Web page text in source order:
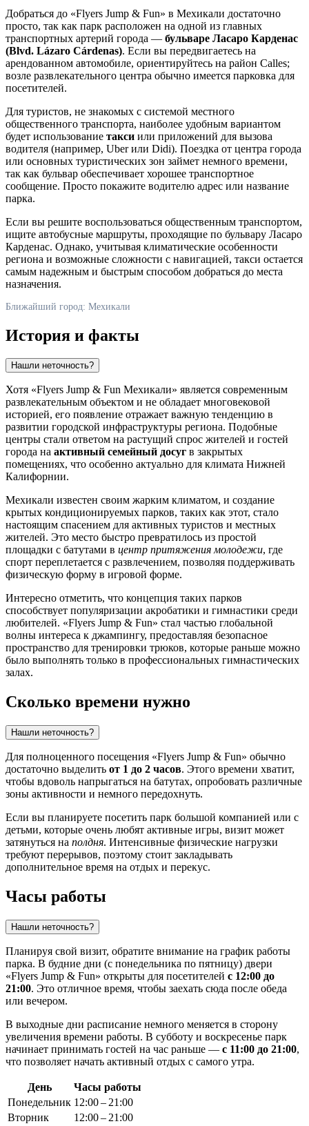
Добраться до «Flyers Jump & Fun» в Мехикали достаточно
просто, так как парк расположен на одной из главных
транспортных артерий города — бульваре Ласаро Карденас
(Blvd. Lázaro Cárdenas). Если вы передвигаетесь на
арендованном автомобиле, ориентируйтесь на район Calles;
возле развлекательного центра обычно имеется парковка для
посетителей.
Для туристов, не знакомых с системой местного
общественного транспорта, наиболее удобным вариантом
будет использование такси или приложений для вызова
водителя (например, Uber или Didi). Поездка от центра города
или основных туристических зон займет немного времени,
так как бульвар обеспечивает хорошее транспортное
сообщение. Просто покажите водителю адрес или название
парка.
Если вы решите воспользоваться общественным транспортом,
ищите автобусные маршруты, проходящие по бульвару Ласаро
Карденас. Однако, учитывая климатические особенности
региона и возможные сложности с навигацией, такси остается
самым надежным и быстрым способом добраться до места
назначения.
Ближайший город: Мехикали
История и факты
Нашли неточность?
Хотя «Flyers Jump & Fun Мехикали» является современным
развлекательным объектом и не обладает многовековой
историей, его появление отражает важную тенденцию в
развитии городской инфраструктуры региона. Подобные
центры стали ответом на растущий спрос жителей и гостей
города на активный семейный досуг в закрытых
помещениях, что особенно актуально для климата Нижней
Калифорнии.
Мехикали известен своим жарким климатом, и создание
крытых кондиционируемых парков, таких как этот, стало
настоящим спасением для активных туристов и местных
жителей. Это место быстро превратилось из простой
площадки с батутами в центр притяжения молодежи, где
спорт переплетается с развлечением, позволяя поддерживать
физическую форму в игровой форме.
Интересно отметить, что концепция таких парков
способствует популяризации акробатики и гимнастики среди
любителей. «Flyers Jump & Fun» стал частью глобальной
волны интереса к джампингу, предоставляя безопасное
пространство для тренировки трюков, которые раньше можно
было выполнять только в профессиональных гимнастических
залах.
Сколько времени нужно
Нашли неточность?
Для полноценного посещения «Flyers Jump & Fun» обычно
достаточно выделить от 1 до 2 часов. Этого времени хватит,
чтобы вдоволь напрыгаться на батутах, опробовать различные
зоны активности и немного передохнуть.
Если вы планируете посетить парк большой компанией или с
детьми, которые очень любят активные игры, визит может
затянуться на полдня. Интенсивные физические нагрузки
требуют перерывов, поэтому стоит закладывать
дополнительное время на отдых и перекус.
Часы работы
Нашли неточность?
Планируя свой визит, обратите внимание на график работы
парка. В будние дни (с понедельника по пятницу) двери
«Flyers Jump & Fun» открыты для посетителей с 12:00 до
21:00. Это отличное время, чтобы заехать сюда после обеда
или вечером.
В выходные дни расписание немного меняется в сторону
увеличения времени работы. В субботу и воскресенье парк
начинает принимать гостей на час раньше — с 11:00 до 21:00,
что позволяет начать активный отдых с самого утра.
День
Часы работы
Понедельник 12:00 – 21:00
Вторник
12:00 – 21:00